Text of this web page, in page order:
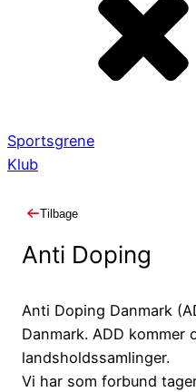
Sportsgrene
Klub
Tilbage
Anti Doping
Anti Doping Danmark
Danmark. ADD
landsholdssamlinger.
Vi har som forbund